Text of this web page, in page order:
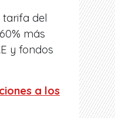
tarifa del
más
y fondos
a los